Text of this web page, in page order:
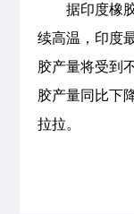
据印度橡胶
续高温，印度
胶产量将受到
胶产量同比下
拉拉。